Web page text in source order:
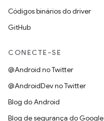
Códigos binários do driver
GitHub
CONECTE-SE
@Android no Twitter
@AndroidDev no Twitter
Blog do Android
Blog de segurança do Google